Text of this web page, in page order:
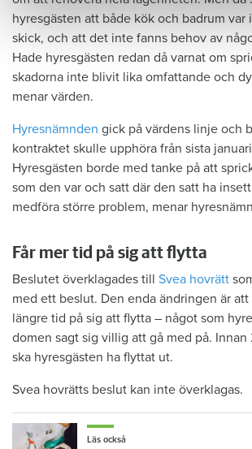
hyresgästen att både kök och badrum
skick, och att det inte fanns behov av
Hade hyresgästen redan då varnat om
skadorna inte blivit lika omfattande och
menar värden.
Hyresnämnden gick på värdens linje och
kontraktet skulle upphöra från sista
Hyresgästen borde med tanke på att
som den var och satt där den satt ha
medföra större problem, menar
Får mer tid på sig att flytta
Beslutet överklagades till Svea hovrätt
med ett beslut. Den enda ändringen är
längre tid på sig att flytta – något som
domen sagt sig villig att gå med på. Innan
ska hyresgästen ha flyttat ut.
Svea hovrätts beslut kan inte överklagas.
Läs också